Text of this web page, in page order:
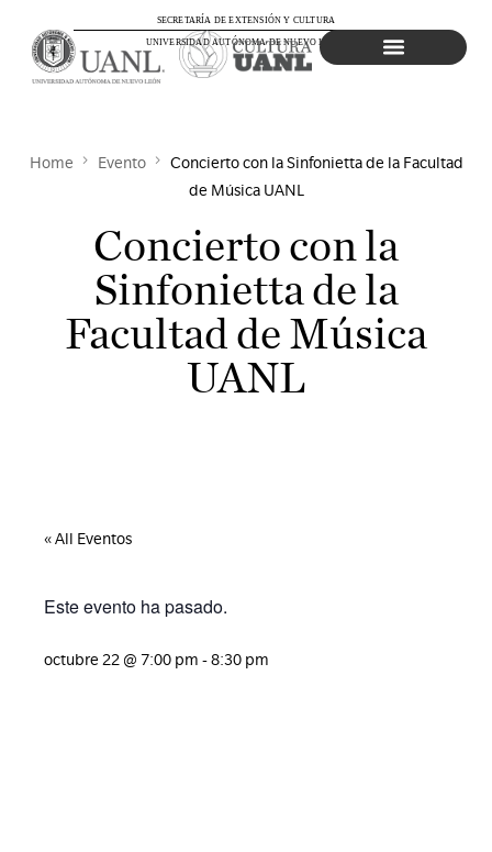
UNIVERSIDAD AUTÓNOMA DE NUEVO LEÓN
SECRETARÍA DE EXTENSIÓN Y CULTURA
Home Evento
Concierto con la Sinfonietta de la Facultad
de Música UANL
Concierto con la
Sinfonietta de la
Facultad de Música
UANL
« All Eventos
Este evento ha pasado.
octubre 22 @7:00 pm -8:30 pm